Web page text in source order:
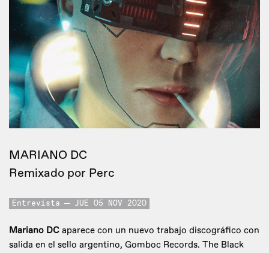
MARIANO DC
Remixado por Perc
Entrevista JUE 05 NOV 2020
Mariano DC aparece con un nuevo trabajo discográfico con
salida en el sello argentino, Gomboc Records. The Black